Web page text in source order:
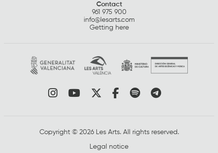
Contact
961 975 900
info@lesarts.com
Getting here
Link to instagram
Link to youtube
Link to twitter
Link to facebook
Link to spotify
Link to
Copyright © 2026 Les Arts. All rights reserved.
Legal notice